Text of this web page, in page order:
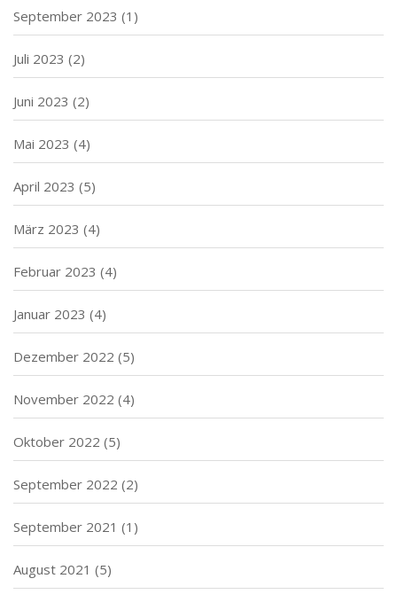
September 2023 (1)
Juli 2023 (2)
Juni 2023 (2)
Mai 2023 (4)
April 2023 (5)
März 2023 (4)
Februar 2023 (4)
Januar 2023 (4)
Dezember 2022 (5)
November 2022 (4)
Oktober 2022 (5)
September 2022 (2)
September 2021 (1)
August 2021 (5)